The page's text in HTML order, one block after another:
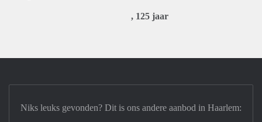
, 125 jaar
Niks leuks gevonden? Dit is ons andere aanbod in Haarlem: